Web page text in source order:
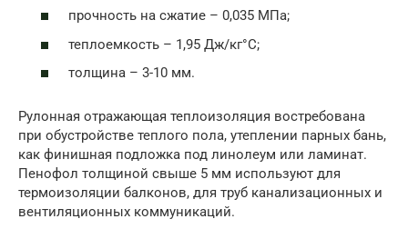
прочность на сжатие – 0,035 МПа;
теплоемкость – 1,95 Дж/кг°С;
толщина – 3-10 мм.
Рулонная отражающая теплоизоляция востребована
при обустройстве теплого пола, утеплении парных бань,
как финишная подложка под линолеум или ламинат.
Пенофол толщиной свыше 5 мм используют для
термоизоляции балконов, для труб канализационных и
вентиляционных коммуникаций.